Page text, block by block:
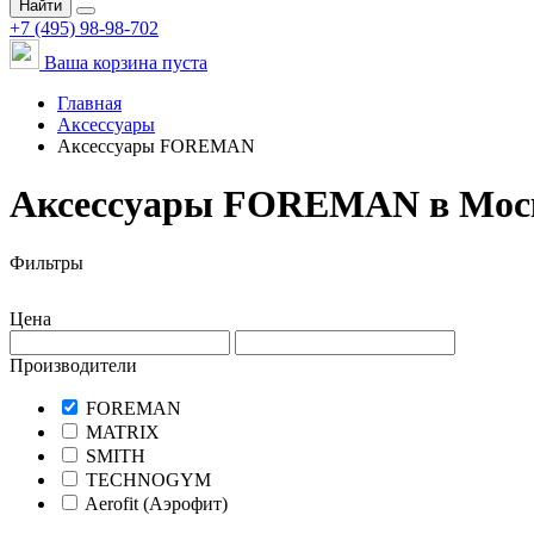
Найти
+7 (495) 98-98-702
Ваша корзина пуста
Главная
Аксессуары
Аксессуары FOREMAN
Аксессуары FOREMAN в
Фильтры
Цена
Производители
FOREMAN
MATRIX
SMITH
TECHNOGYM
Aerofit (Аэрофит)